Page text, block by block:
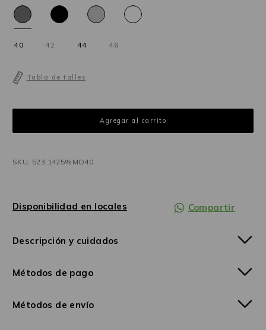
40 42 44 46
Tabla de talles
SKU: 523.1425%MO40
Disponibilidad en locales Compartir
Descripción y cuidados
Métodos de pago
Métodos de envío